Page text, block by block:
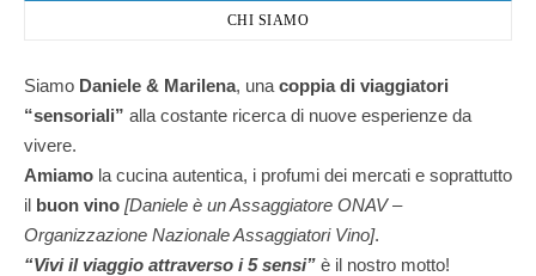
CHI SIAMO
Siamo Daniele & Marilena, una coppia di viaggiatori
“sensoriali” alla costante ricerca di nuove esperienze da
vivere.
Amiamo la cucina autentica, i profumi dei mercati e soprattutto
il buon vino [Daniele è un Assaggiatore ONAV –
Organizzazione Nazionale Assaggiatori Vino].
“Vivi il viaggio attraverso i 5 sensi” è il nostro motto!